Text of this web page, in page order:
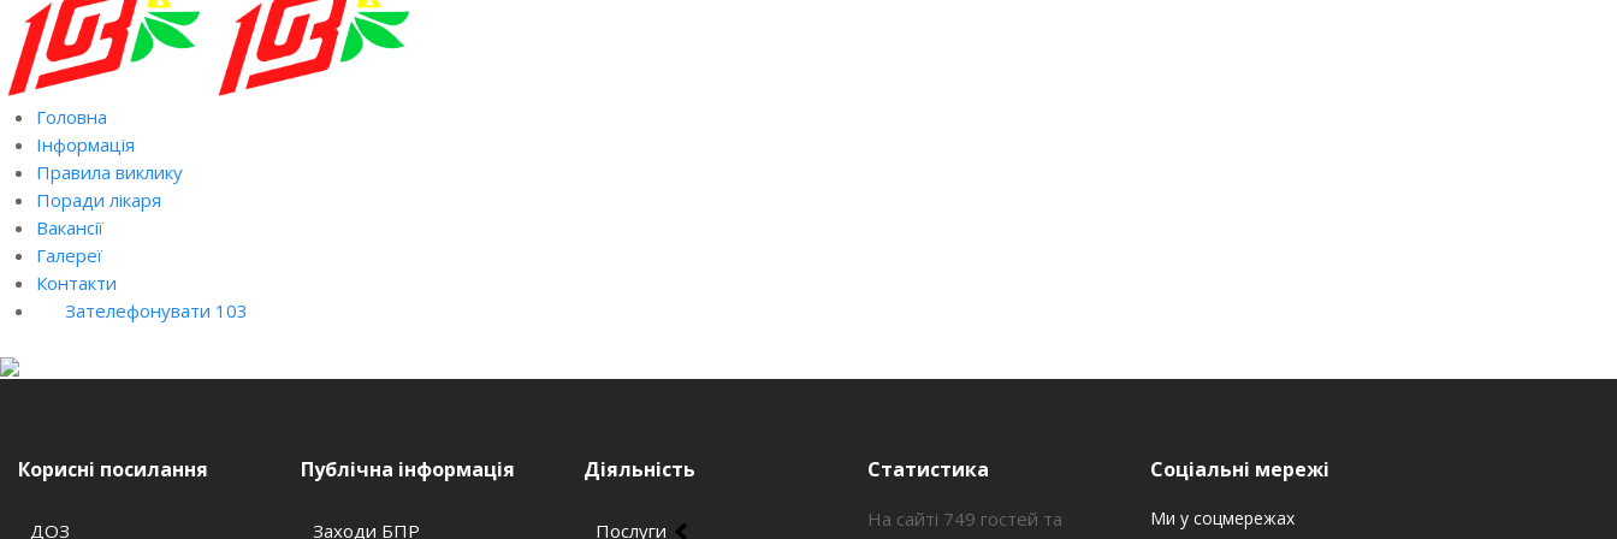
Головна
Інформація
Правила виклику
Поради лікаря
Вакансії
Галереї
Контакти
Зателефонувати 103
Корисні посилання
ДОЗ
Публічна інформація
Заходи БПР
Діяльність
Послуги
Статистика
На сайті 749 гостей та
Соціальні мережі
Ми у соцмережах